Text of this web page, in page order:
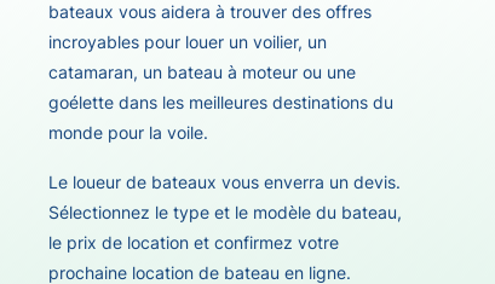
bateaux vous aidera à trouver des offres
incroyables pour louer un voilier, un
catamaran, un bateau à moteur ou une
goélette dans les meilleures destinations du
monde pour la voile.
Le loueur de bateaux vous enverra un devis.
Sélectionnez le type et le modèle du bateau,
le prix de location et confirmez votre
prochaine location de bateau en ligne.